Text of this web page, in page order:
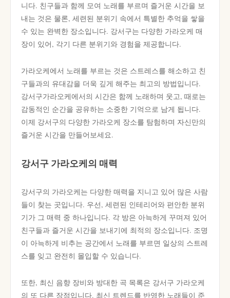
니다. 친구들과 함께 모여 노래를 부르며 즐거운 시간을 보
내는 것은 물론, 세련된 분위기 속에서 특별한 추억을 쌓을
수 있는 완벽한 장소입니다. 강서구는 다양한 가라오케 매
장이 있어, 각기 다른 분위기와 경험을 제공합니다.
가라오케에서 노래를 부르는 것은 스트레스를 해소하고 친
구들과의 유대감을 더욱 깊게 해주는 최고의 방법입니다.
강서구가라오케에서의 시간은 함께 노래하며 웃고, 때로는
감동적인 순간을 공유하는 소중한 기억으로 남게 됩니다.
이제 강서구의 다양한 가라오케 장소를 탐험하며 자신만의
즐거운 시간을 만들어보세요.
강서구 가라오케의 매력
강서구의 가라오케는 다양한 매력을 지니고 있어 많은 사람
들이 찾는 곳입니다. 우선, 세련된 인테리어와 편안한 분위
기가 그 매력 중 하나입니다. 각 방은 아늑하게 꾸며져 있어
친구들과 즐거운 시간을 보내기에 최적의 장소입니다. 조명
이 아늑하게 비추는 공간에서 노래를 부르면 일상의 스트레
스를 잊고 완전히 몰입할 수 있습니다.
또한, 최신 음향 장비와 방대한 곡 목록은 강서구 가라오케
의 또 다른 장점입니다. 최신 트렌드를 반영한 노래들이 준